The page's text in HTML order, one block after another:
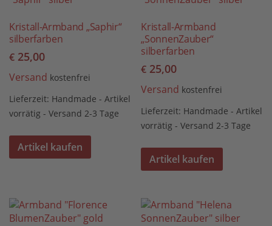
Kristall-Armband „Saphir“
silberfarben
€ 25,00
Versand kostenfrei
Lieferzeit: Handmade - Artikel
vorrätig - Versand 2-3 Tage
Artikel kaufen
Kristall-Armband
„SonnenZauber“
silberfarben
€ 25,00
Versand kostenfrei
Lieferzeit: Handmade - Artikel
vorrätig - Versand 2-3 Tage
Artikel kaufen